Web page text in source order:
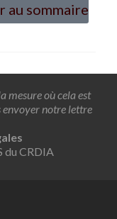
au sommaire
mesure où cela est
envoyer notre lettre
du CRDIA